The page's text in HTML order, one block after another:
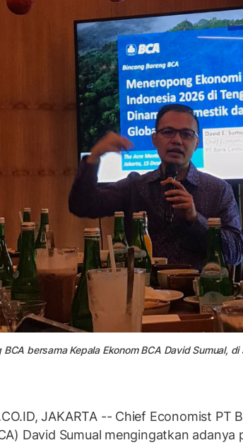
BCA bersama Kepala Ekonom BCA David Sumual,
JAKARTA -- Chief Economist PT
David Sumual mengingatkan adanya